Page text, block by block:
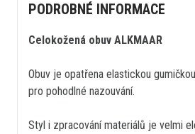
PODROBNÉ INFORMACE
Celokožená obuv ALKMAAR
Obuv je opatřena elastickou
pro pohodlné nazouvání.
Styl i zpracování materiálů je velmi